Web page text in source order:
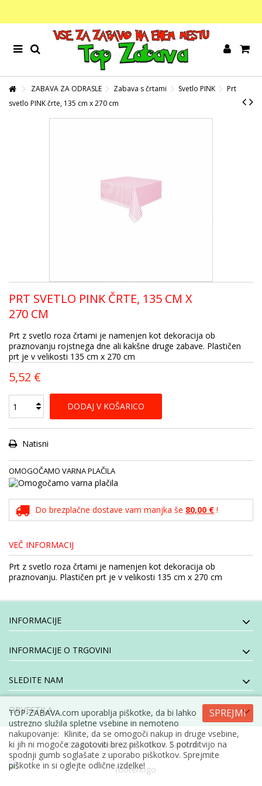
ZABAVA ZA ODRASLE Zabava s črtami Svetlo PINK
Prt
svetlo PINK črte, 135 cm x 270 cm
PRT SVETLO PINK ČRTE, 135 CM X
270 CM
Prt z svetlo roza črtami je namenjen kot dekoracija ob
praznovanju rojstnega dne ali kakšne druge zabave. Plastičen
prt je v velikosti 135 cm x 270 cm
5,52 €
DODAJ V KOŠARICO
Natisni
OMOGOČAMO VARNA PLAČILA
Do brezplačne dostave vam manjka še 80,00 € !
VEČ INFORMACIJ
Prt z svetlo roza črtami je namenjen kot dekoracija ob
praznovanju. Plastičen prt je v velikosti 135 cm x 270 cm
INFORMACIJE
INFORMACIJE O TRGOVINI
SLEDITE NAM
OBVESTILA:
© E-specialisti, d.o.o- Moja Zabava
SPREJMI
TOP-ZABAVA.com uporablja piškotke, da bi lahko
ustrezno služila spletne vsebine in nemoteno
nakupovanje: Klinite, da se omogoči nakup in druge vsebine,
ki jih ni mogoče zagotoviti brez piškotkov. S potrditvijo na
spodnji gumb soglašate z uporabo piškotkov. Sprejmite
piškotke in si oglejte odlične izdelke!